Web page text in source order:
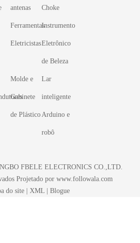
antenas Choke
Ferramentas
Eletricistas
Instrumento
Eletrônico
de Beleza
Molde e
Gabinete
de Plástico
Lar
inteligente
Arduino e
robô
FBELE ELECTRONICS CO.,LTD.
Projetado por www.followala.com
do site| XML| Blogue